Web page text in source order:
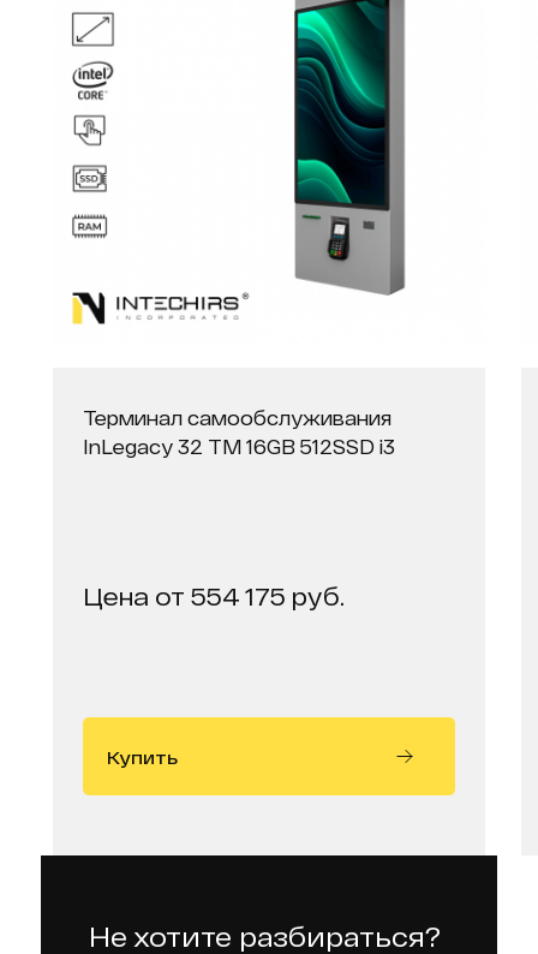
Терминал самообслуживания
InLegacy 32 ТМ 16GB 512SSD i3
Цена от 554 175 руб.
Купить
Не хотите разбираться?